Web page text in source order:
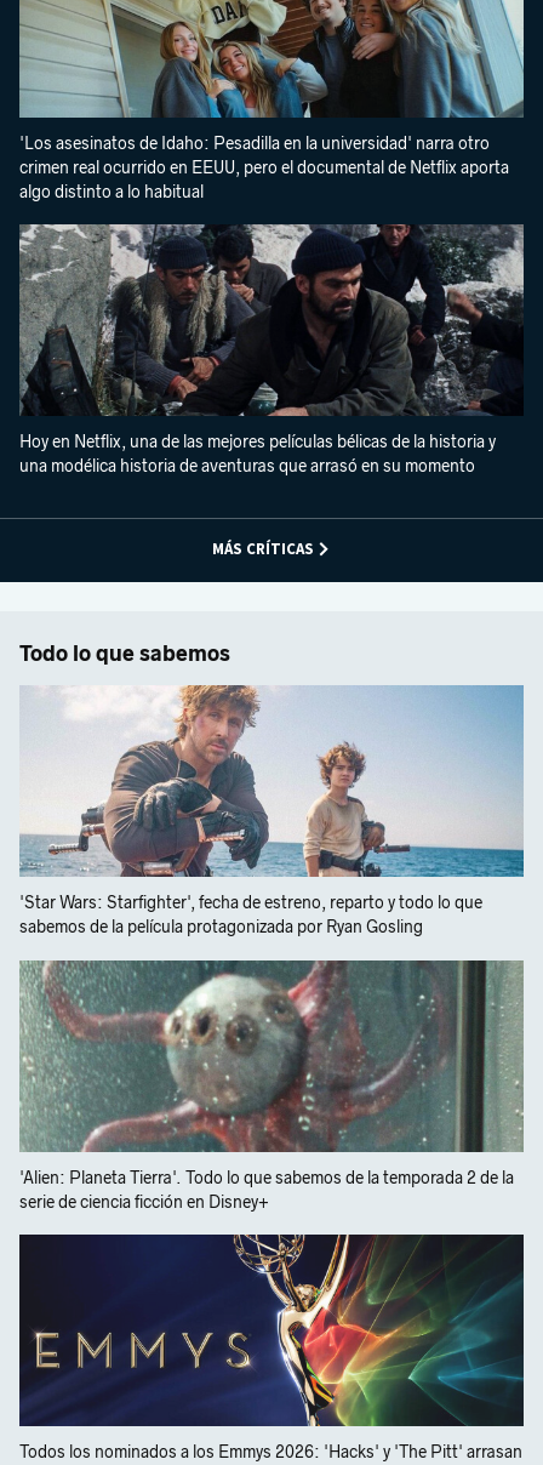
'Los asesinatos de Idaho: Pesadilla en la universidad' narra otro
crimen real ocurrido en EEUU, pero el documental de Netflix aporta
algo distinto a lo habitual
Hoy en Netflix, una de las mejores películas bélicas de la historia y
una modélica historia de aventuras que arrasó en su momento
MÁS CRÍTICAS
Todo lo que sabemos
'Star Wars: Starfighter', fecha de estreno, reparto y todo lo que
sabemos de la película protagonizada por Ryan Gosling
'Alien: Planeta Tierra'. Todo lo que sabemos de la temporada 2 de la
serie de ciencia ficción en Disney+
Todos los nominados a los Emmys 2026: 'Hacks' y 'The Pitt' arrasan